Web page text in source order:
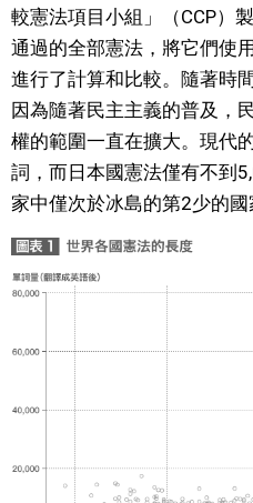
東京
編輯部通知
較憲法項目小組」（CCP）
通過的全部憲法，將它們使
進行了計算和比較。隨著時
因為隨著民主主義的普及，
權的範圍一直在擴大。現代
詞，而日本國憲法僅有不到
家中僅次於冰島的第2少的國